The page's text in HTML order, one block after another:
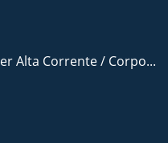
Alta Corrente / Corpo...